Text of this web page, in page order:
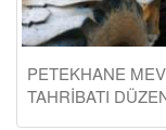
PETEKHANE
TAHRİBATI